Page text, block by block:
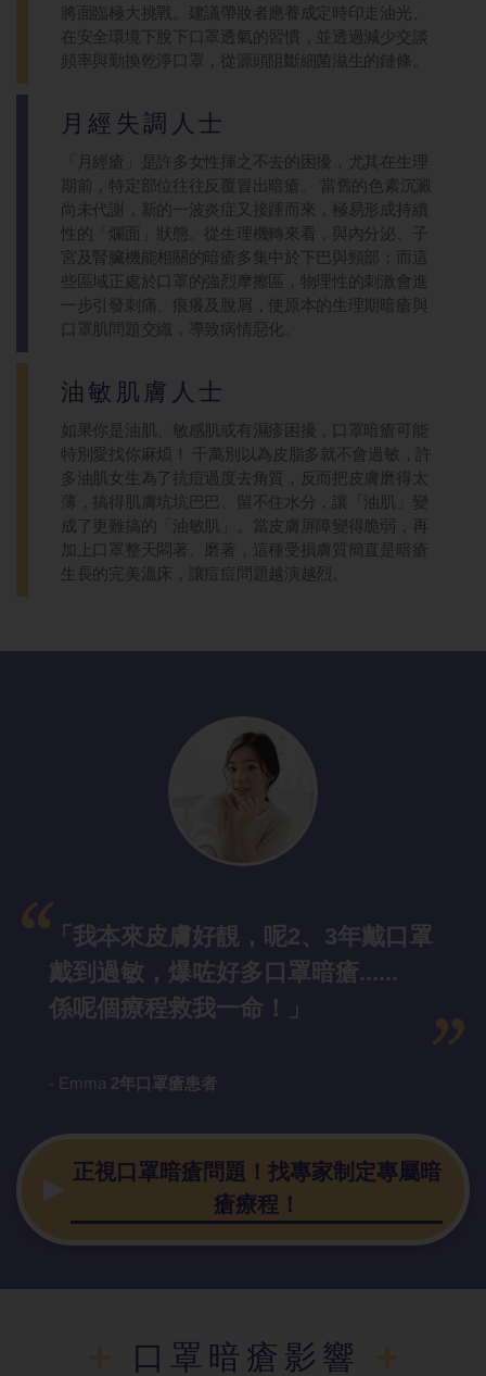
將面臨極大挑戰。建議帶妝者應養成定時印走油光、
在安全環境下脫下口罩透氣的習慣，並透過減少交談
頻率與勤換乾淨口罩，從源頭阻斷細菌滋生的鏈條。
月經失調人士
「月經瘡」是許多女性揮之不去的困擾，尤其在生理
期前，特定部位往往反覆冒出暗瘡。 當舊的色素沉澱
尚未代謝，新的一波炎症又接踵而來，極易形成持續
性的「爛面」狀態。從生理機轉來看，與內分泌、子
宮及腎臟機能相關的暗瘡多集中於下巴與頸部；而這
些區域正處於口罩的強烈摩擦區，物理性的刺激會進
一步引發刺痛、痕癢及脫屑，使原本的生理期暗瘡與
口罩肌問題交織，導致病情惡化。
油敏肌膚人士
如果你是油肌、敏感肌或有濕疹困擾，口罩暗瘡可能
特別愛找你麻煩！ 千萬別以為皮脂多就不會過敏，許
多油肌女生為了抗痘過度去角質，反而把皮膚磨得太
薄，搞得肌膚坑坑巴巴、留不住水分，讓「油肌」變
成了更難搞的「油敏肌」。當皮膚屏障變得脆弱，再
加上口罩整天悶著、磨著，這種受損膚質簡直是暗瘡
生長的完美溫床，讓痘痘問題越演越烈。
「我本來皮膚好靚，呢2、3年戴口罩
戴到過敏，爆咗好多口罩暗瘡......
係呢個療程救我一命！」
- Emma 2年口罩瘡患者
正視口罩暗瘡問題！找專家制定專屬暗
瘡療程！
口罩暗瘡影響